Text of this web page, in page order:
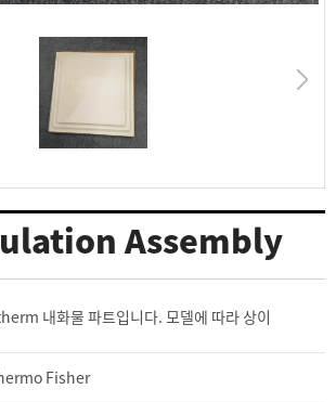
Assembly
내화물 파트입니다. 모델에 따라 상이
Fisher